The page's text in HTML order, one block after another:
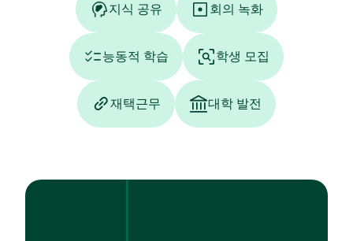
지식 공유 회의 녹화
능동적 학습 학생 모집
재택근무 대학 발전